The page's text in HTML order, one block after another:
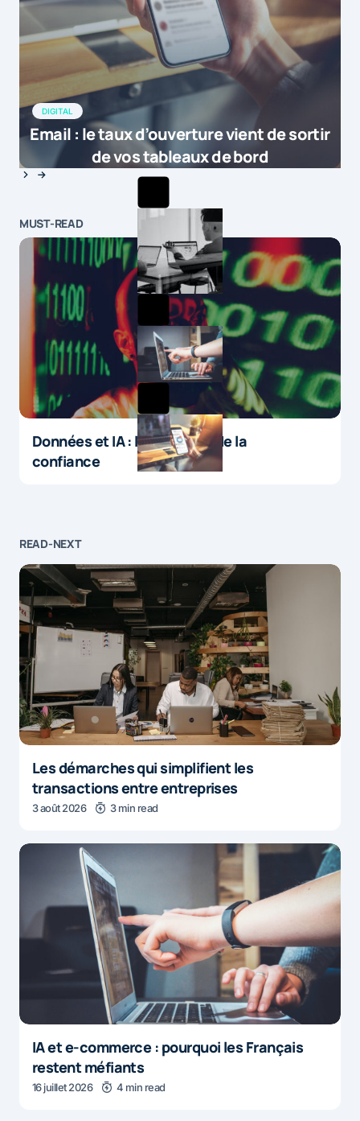
DIGITAL
Email : le taux d’ouverture vient de sortir
de vos tableaux de bord
MUST-READ
Données et IA : le paradoxe de la
confiance
READ-NEXT
Les démarches qui simplifient les
transactions entre entreprises
3 août 2026 3 min read
IA et e-commerce : pourquoi les Français
restent méfiants
16 juillet 2026 4 min read